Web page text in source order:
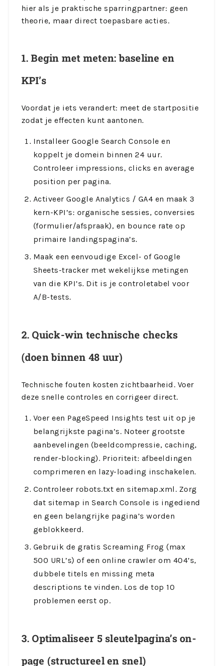
hier als je praktische sparringpartner: geen
theorie, maar direct toepasbare acties.
1. Begin met meten: baseline en
KPI’s
Voordat je iets verandert: meet de startpositie
zodat je effecten kunt aantonen.
Installeer Google Search Console en
koppelt je domein binnen 24 uur.
Controleer impressions, clicks en average
position per pagina.
Activeer Google Analytics / GA4 en maak 3
kern-KPI’s: organische sessies, conversies
(formulier/afspraak), en bounce rate op
primaire landingspagina’s.
Maak een eenvoudige Excel- of Google
Sheets-tracker met wekelijkse metingen
van die KPI’s. Dit is je controletabel voor
A/B-tests.
2. Quick-win technische checks
(doen binnen 48 uur)
Technische fouten kosten zichtbaarheid. Voer
deze snelle controles en corrigeer direct.
Voer een PageSpeed Insights test uit op je
belangrijkste pagina’s. Noteer grootste
aanbevelingen (beeldcompressie, caching,
render-blocking). Prioriteit: afbeeldingen
comprimeren en lazy-loading inschakelen.
Controleer robots.txt en sitemap.xml. Zorg
dat sitemap in Search Console is ingediend
en geen belangrijke pagina’s worden
geblokkeerd.
Gebruik de gratis Screaming Frog (max
500 URL’s) of een online crawler om 404’s,
dubbele titels en missing meta
descriptions te vinden. Los de top 10
problemen eerst op.
3. Optimaliseer 5 sleutelpagina’s on-
page (structureel en snel)